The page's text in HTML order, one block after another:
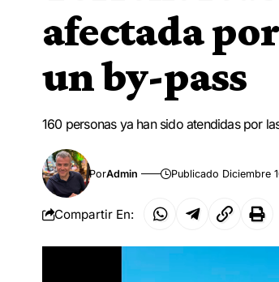
afectada
un by-pass
160 personas ya han sido atendidas por
PorAdmin Publicado Diciembre
Compartir En: